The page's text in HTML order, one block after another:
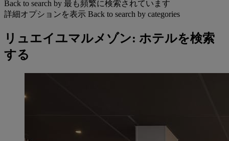
Back to search by 最も頻繁に検索されています
詳細オプションを表示 Back to search by categories
リュエイユマルメゾン: ホテルを検索
する